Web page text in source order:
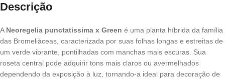
Descrição
A Neoregelia punctatissima x Green é uma planta híbrida da família
das Bromeliáceas, caracterizada por suas folhas longas e estreitas de
um verde vibrante, pontilhadas com manchas mais escuras. Sua
roseta central pode adquirir tons mais claros ou avermelhados
dependendo da exposição à luz, tornando-a ideal para decoração de